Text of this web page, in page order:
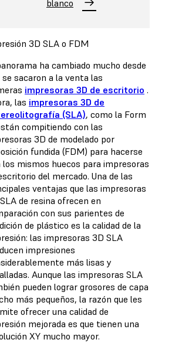
blanco
3D SLA o FDM
ha cambiado mucho desde
se sacaron a la venta las
impresoras 3D de escritorio .
las impresoras 3D de
(SLA), como la Form
compitiendo con las
3D de modelado por
fundida (FDM) para hacerse
los mismos huecos para impresoras
del mercado. Una de las
ventajas que las impresoras
de resina ofrecen en
con sus parientes de
de plástico es la calidad de la
las impresoras 3D SLA
impresiones
más lisas y
Aunque las impresoras SLA
pueden lograr grosores de capa
más pequeños, la razón que les
ofrecer una calidad de
mejorada es que tienen una
XY mucho mayor.